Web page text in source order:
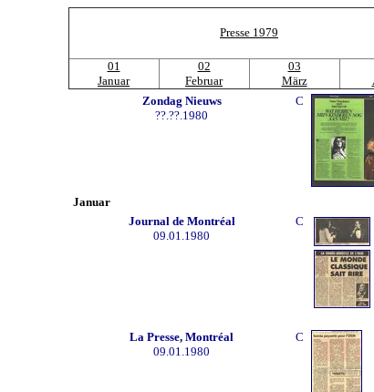
Presse 1979
01
Januar
02
Februar
03
März
Zondag Nieuws
??.??.1980
C
Januar
Journal de Montréal
09.01.1980
C
La Presse, Montréal
09.01.1980
C